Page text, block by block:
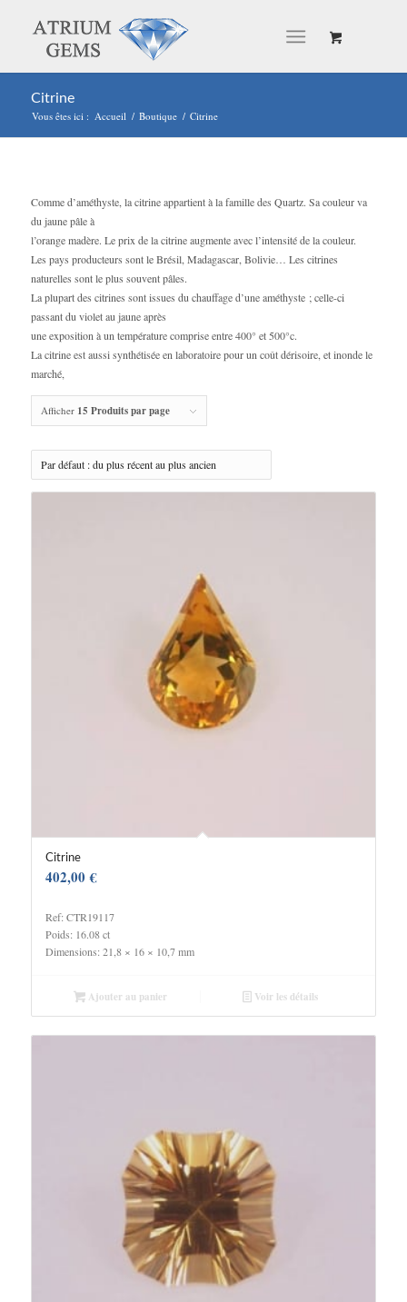
Citrine
Vous êtes ici : Accueil / Boutique / Citrine
Comme d’améthyste, la citrine appartient à la famille des Quartz. Sa couleur va
du jaune pâle à
l’orange madère. Le prix de la citrine augmente avec l’intensité de la couleur.
Les pays producteurs sont le Brésil, Madagascar, Bolivie… Les citrines
naturelles sont le plus souvent pâles.
La plupart des citrines sont issues du chauffage d’une améthyste ; celle-ci
passant du violet au jaune après
une exposition à un température comprise entre 400° et 500°c.
La citrine est aussi synthétisée en laboratoire pour un coût dérisoire, et inonde le
marché,
Afficher 15 Produits par page
Citrine
402,00€
Ref: CTR19117
Poids: 16.08 ct
Dimensions: 21,8 × 16 × 10,7 mm
Ajouter au panier Voir les détails